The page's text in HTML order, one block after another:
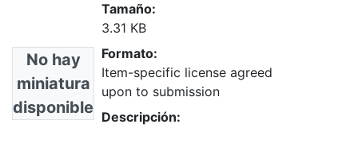
No hay
miniatura
disponible
Tamaño:
3.31 KB
Formato:
Item-specific license agreed
upon to submission
Descripción: